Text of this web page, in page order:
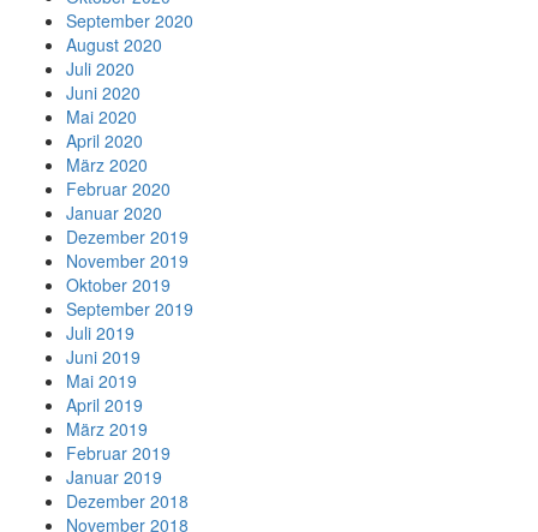
September 2020
August 2020
Juli 2020
Juni 2020
Mai 2020
April 2020
März 2020
Februar 2020
Januar 2020
Dezember 2019
November 2019
Oktober 2019
September 2019
Juli 2019
Juni 2019
Mai 2019
April 2019
März 2019
Februar 2019
Januar 2019
Dezember 2018
November 2018